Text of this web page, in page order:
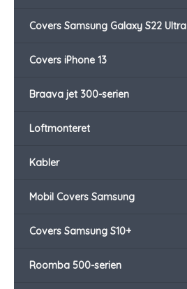
Covers Samsung Galaxy S22 Ultra
Covers iPhone 13
Braava jet 300-serien
Loftmonteret
Kabler
Mobil Covers Samsung
Covers Samsung S10+
Roomba 500-serien